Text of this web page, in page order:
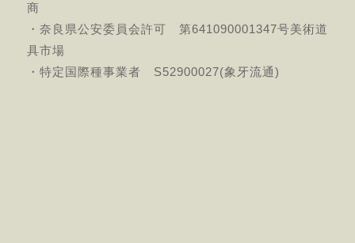
商
・奈良県公安委員会許可 第641090001347号美術道
具市場
・特定国際種事業者 S52900027(象牙流通)